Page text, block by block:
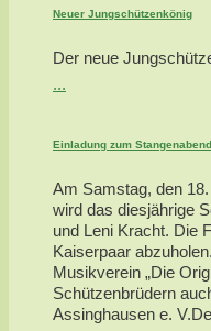
Neuer Jungschützenkönig
Der neue
...
Einladung zum
Am Samstag, den
wird das diesjährige
und Leni Kracht. Die
Kaiserpaar
Musikverein „Die
Schützenbrüdern
Assinghausen e.